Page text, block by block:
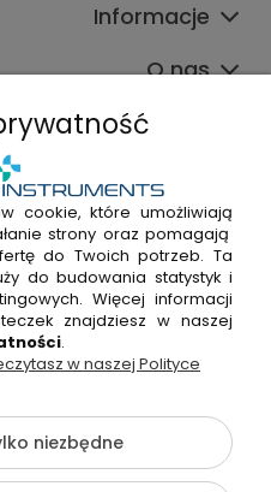
Informacje
O nas
915 338
298 53 38
do nas!
Kryształowa 33A, 01-356
NIP: 7010404814, REGON:
0000491265
cookie, które umożliwiają
strony oraz pomagają
do Twoich potrzeb. Ta
do budowania statystyk i
Więcej informacji
znajdziesz w naszej
.
w naszej Polityce
niezbędne